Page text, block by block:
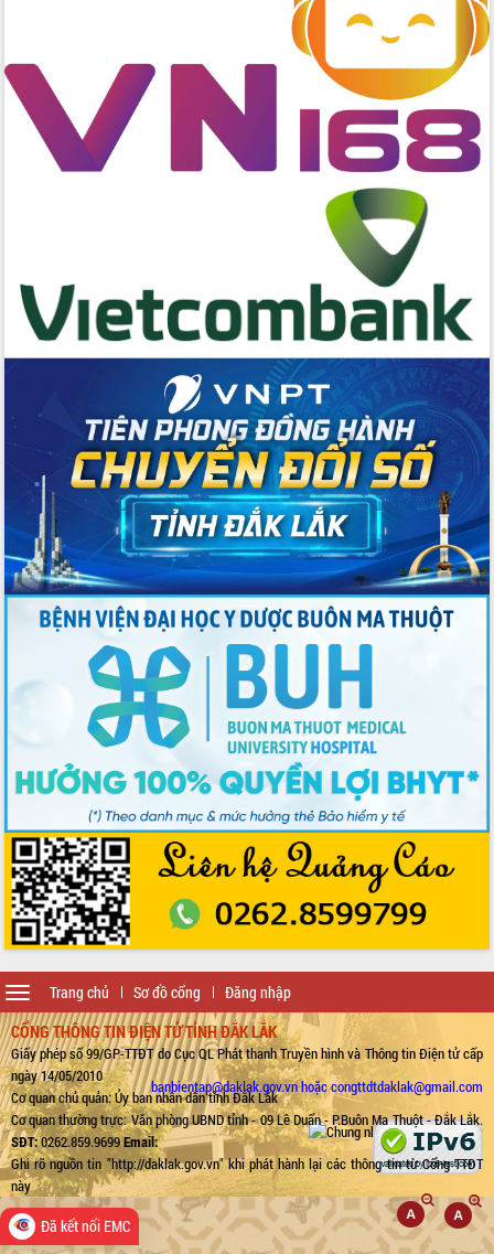
Trang chủ Sơ đồ cổng Đăng nhập
Toggle
navigation
CỔNG THÔNG TIN ĐIỆN TỬ TỈNH ĐẮK LẮK
Giấy phép số 99/GP-TTĐT do Cục QL Phát thanh Truyền hình và Thông tin Điện tử cấp
ngày 14/05/2010
Cơ quan chủ quản: Ủy ban nhân dân tỉnh Đắk Lắk
Cơ quan thường trực: Văn phòng UBND tỉnh - 09 Lê Duẩn - P.Buôn Ma Thuột - Đắk Lắk.
SĐT:0262.859.9699Email:
banbientap@daklak.gov.vn hoặc congttdtdaklak@gmail.com
Ghi rõ nguồn tin "http://daklak.gov.vn" khi phát hành lại các thông tin từ Cổng TTĐT
này
Đã kết nối EMC